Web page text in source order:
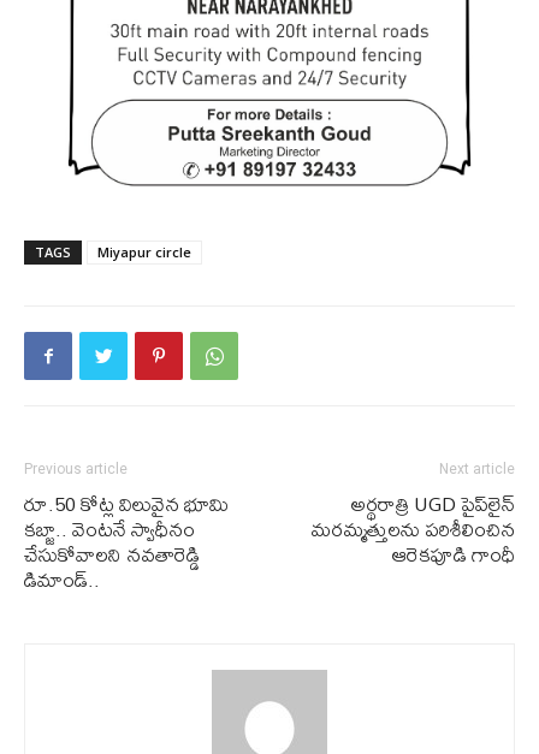
TAGS Miyapur circle
Previous article
రూ.50 కోట్ల విలువైన భూమి
కబ్జా.. వెంటనే స్వాధీనం
చేసుకోవాలని నవతారెడ్డి
డిమాండ్..
Next article
అర్థరాత్రి UGD పైప్‌లైన్
మరమ్మత్తులను పరిశీలించిన
ఆరెకపూడి గాంధీ